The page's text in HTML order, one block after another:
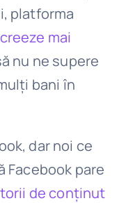
platforma
mai
nu ne supere
bani în
dar noi ce
Facebook pare
de conținut